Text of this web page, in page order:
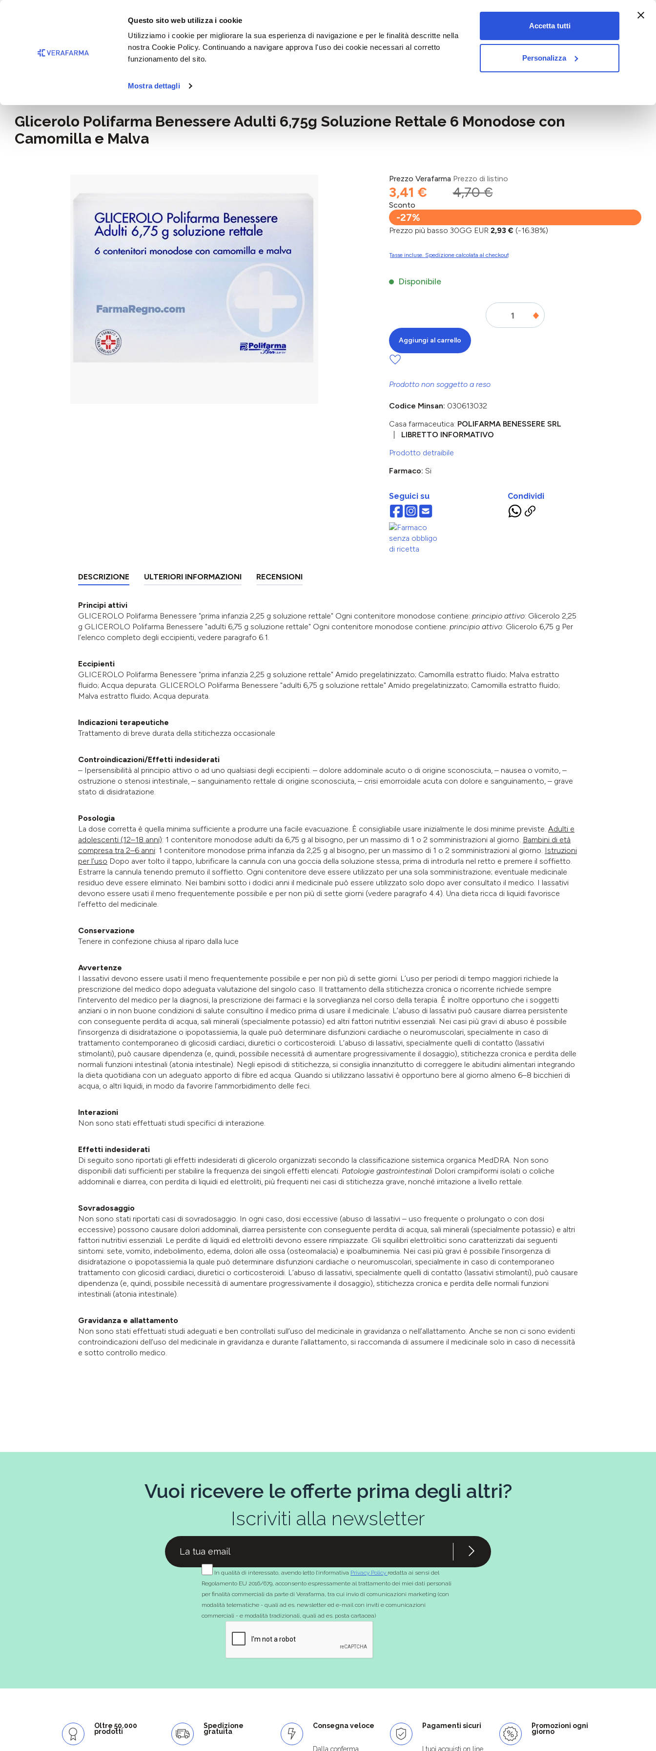
Questo sito web utilizza i cookie
Utilizziamo i cookie per migliorare la sua esperienza di navigazione e per le finalità descritte nella
nostra Cookie Policy. Continuando a navigare approva l'uso dei cookie necessari al corretto
funzionamento del sito.
Mostra dettagli
Accetta tutti
Personalizza
Passa alla navigazione principale
vet&pet
Disturbi gastro intestinali
Glicerolo Polifarma Benessere Adulti 6,75g Soluzione Rettale 6 Monodose con
Camomilla e Malva
Prezzo Verafarma
3,41 €
Prezzo di listino
4,70 €
Sconto
-27%
Prezzo più basso 30GG EUR 2,93 € (-16.38%)
Tasse incluse. Spedizione calcolata al checkout
Disponibile
Aggiungi al carrello
Prodotto non soggetto a reso
Codice Minsan: 030613032
Casa farmaceutica: POLIFARMA BENESSERE SRL
LIBRETTO INFORMATIVO
Prodotto detraibile
Farmaco: Si
Seguici su Condividi
DESCRIZIONE ULTERIORI INFORMAZIONI RECENSIONI
Principi attivi
GLICEROLO Polifarma Benessere "prima infanzia 2,25 g soluzione rettale" Ogni contenitore monodose contiene: principio attivo: Glicerolo 2,25
g GLICEROLO Polifarma Benessere "adulti 6,75 g soluzione rettale" Ogni contenitore monodose contiene: principio attivo: Glicerolo 6,75 g Per
l’elenco completo degli eccipienti, vedere paragrafo 6.1.
Eccipienti
GLICEROLO Polifarma Benessere "prima infanzia 2,25 g soluzione rettale" Amido pregelatinizzato; Camomilla estratto fluido; Malva estratto
fluido; Acqua depurata. GLICEROLO Polifarma Benessere "adulti 6,75 g soluzione rettale" Amido pregelatinizzato; Camomilla estratto fluido;
Malva estratto fluido; Acqua depurata.
Indicazioni terapeutiche
Trattamento di breve durata della stitichezza occasionale
Controindicazioni/Effetti indesiderati
– Ipersensibilità al principio attivo o ad uno qualsiasi degli eccipienti. – dolore addominale acuto o di origine sconosciuta, – nausea o vomito, –
ostruzione o stenosi intestinale, – sanguinamento rettale di origine sconosciuta, – crisi emorroidale acuta con dolore e sanguinamento, – grave
stato di disidratazione.
Posologia
La dose corretta è quella minima sufficiente a produrre una facile evacuazione. È consigliabile usare inizialmente le dosi minime previste. Adulti e
adolescenti (12–18 anni): 1 contenitore monodose adulti da 6,75 g al bisogno, per un massimo di 1 o 2 somministrazioni al giorno. Bambini di età
compresa tra 2–6 anni: 1 contenitore monodose prima infanzia da 2,25 g al bisogno, per un massimo di 1 o 2 somministrazioni al giorno. Istruzioni
per l’uso Dopo aver tolto il tappo, lubrificare la cannula con una goccia della soluzione stessa, prima di introdurla nel retto e premere il soffietto.
Estrarre la cannula tenendo premuto il soffietto. Ogni contenitore deve essere utilizzato per una sola somministrazione; eventuale medicinale
residuo deve essere eliminato. Nei bambini sotto i dodici anni il medicinale può essere utilizzato solo dopo aver consultato il medico. I lassativi
devono essere usati il meno frequentemente possibile e per non più di sette giorni (vedere paragrafo 4.4). Una dieta ricca di liquidi favorisce
l’effetto del medicinale.
Conservazione
Tenere in confezione chiusa al riparo dalla luce
Avvertenze
I lassativi devono essere usati il meno frequentemente possibile e per non più di sette giorni. L’uso per periodi di tempo maggiori richiede la
prescrizione del medico dopo adeguata valutazione del singolo caso. Il trattamento della stitichezza cronica o ricorrente richiede sempre
l’intervento del medico per la diagnosi, la prescrizione dei farmaci e la sorveglianza nel corso della terapia. È inoltre opportuno che i soggetti
anziani o in non buone condizioni di salute consultino il medico prima di usare il medicinale. L’abuso di lassativi può causare diarrea persistente
con conseguente perdita di acqua, sali minerali (specialmente potassio) ed altri fattori nutritivi essenziali. Nei casi più gravi di abuso è possibile
l’insorgenza di disidratazione o ipopotassiemia, la quale può determinare disfunzioni cardiache o neuromuscolari, specialmente in caso di
trattamento contemporaneo di glicosidi cardiaci, diuretici o corticosteroidi. L’abuso di lassativi, specialmente quelli di contatto (lassativi
stimolanti), può causare dipendenza (e, quindi, possibile necessità di aumentare progressivamente il dosaggio), stitichezza cronica e perdita delle
normali funzioni intestinali (atonia intestinale). Negli episodi di stitichezza, si consiglia innanzitutto di correggere le abitudini alimentari integrando
la dieta quotidiana con un adeguato apporto di fibre ed acqua. Quando si utilizzano lassativi è opportuno bere al giorno almeno 6–8 bicchieri di
acqua, o altri liquidi, in modo da favorire l’ammorbidimento delle feci.
Interazioni
Non sono stati effettuati studi specifici di interazione.
Effetti indesiderati
Di seguito sono riportati gli effetti indesiderati di glicerolo organizzati secondo la classificazione sistemica organica MedDRA. Non sono
disponibili dati sufficienti per stabilire la frequenza dei singoli effetti elencati. Patologie gastrointestinali Dolori crampiformi isolati o coliche
addominali e diarrea, con perdita di liquidi ed elettroliti, più frequenti nei casi di stitichezza grave, nonché irritazione a livello rettale.
Sovradosaggio
Non sono stati riportati casi di sovradosaggio. In ogni caso, dosi eccessive (abuso di lassativi – uso frequente o prolungato o con dosi
eccessive) possono causare dolori addominali, diarrea persistente con conseguente perdita di acqua, sali minerali (specialmente potassio) e altri
fattori nutritivi essenziali. Le perdite di liquidi ed elettroliti devono essere rimpiazzate. Gli squilibri elettrolitici sono caratterizzati dai seguenti
sintomi: sete, vomito, indebolimento, edema, dolori alle ossa (osteomalacia) e ipoalbuminemia. Nei casi più gravi è possibile l’insorgenza di
disidratazione o ipopotassiemia la quale può determinare disfunzioni cardiache o neuromuscolari, specialmente in caso di contemporaneo
trattamento con glicosidi cardiaci, diuretici o corticosteroidi. L’abuso di lassativi, specialmente quelli di contatto (lassativi stimolanti), può causare
dipendenza (e, quindi, possibile necessità di aumentare progressivamente il dosaggio), stitichezza cronica e perdita delle normali funzioni
intestinali (atonia intestinale).
Gravidanza e allattamento
Non sono stati effettuati studi adeguati e ben controllati sull’uso del medicinale in gravidanza o nell’allattamento. Anche se non ci sono evidenti
controindicazioni dell’uso del medicinale in gravidanza e durante l’allattamento, si raccomanda di assumere il medicinale solo in caso di necessità
e sotto controllo medico.
Vuoi ricevere le offerte prima degli altri?
Iscriviti alla newsletter
In qualità di interessato, avendo letto l’informativa Privacy Policy redatta ai sensi del
Regolamento EU 2016/679, acconsento espressamente al trattamento dei miei dati personali
per finalità commerciali da parte di Verafarma, tra cui invio di comunicazioni marketing (con
modalità telematiche - quali ad es. newsletter ed e-mail con inviti e comunicazioni
commerciali - e modalità tradizionali, quali ad es. posta cartacea)
Oltre 50.000
prodotti
Spedizione
gratuita
Consegna veloce
Dalla conferma
Pagamenti sicuri
I tuoi acquisti on line
Promozioni ogni
giorno